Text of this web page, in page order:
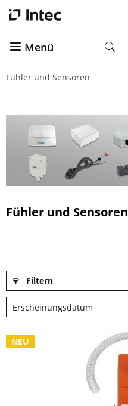
Menü
Fühler und Sensoren
Fühler und Sensoren
Filtern
NEU